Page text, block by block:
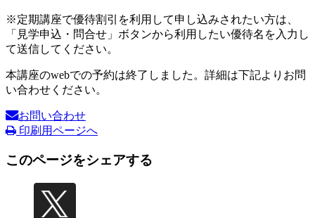
※定期講座で優待割引を利用して申し込みされたい方は、
「見学申込・問合せ」ボタンから利用したい優待名を入力し
て送信してください。
本講座のwebでの予約は終了しました。詳細は下記よりお問
い合わせください。
お問い合わせ
印刷用ページへ
このページをシェアする